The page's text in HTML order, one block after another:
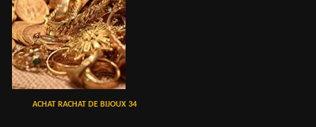
ACHAT RACHAT DE BIJOUX 34